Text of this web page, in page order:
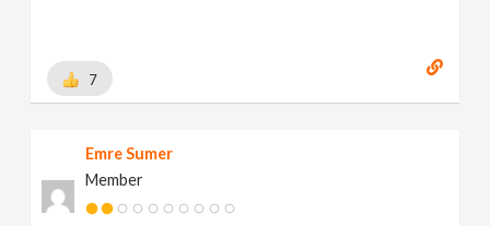
7
Emre Sumer
Member